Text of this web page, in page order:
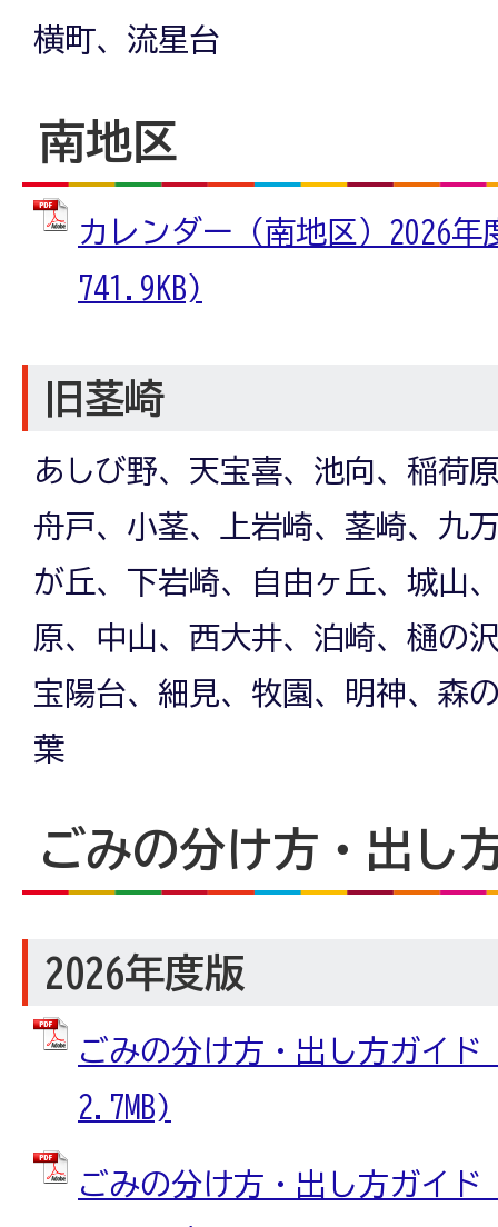
横町、流星台
南地区
カレンダー（南地区）2026
741.9KB)
旧茎崎
あしび野、天宝喜、池向、稲荷
舟戸、小茎、上岩崎、茎崎、九
が丘、下岩崎、自由ヶ丘、城山
原、中山、西大井、泊崎、樋の
宝陽台、細見、牧園、明神、森
葉
ごみの分け方・出し
2026年度版
ごみの分け方・出し方ガイド
2.7MB)
ごみの分け方・出し方ガイド